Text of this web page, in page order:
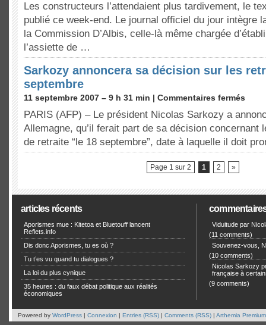
Les constructeurs l’attendaient plus tardivement, le
publié ce week-end. Le journal officiel du jour intègre
la Commission D’Albis, celle-là même chargée
l’assiette de …
Sarkozy annoncera sa décision sur les
septembre
11 septembre 2007 – 9 h 31 min | Commentaires fermés
PARIS (AFP) – Le président Nicolas Sarkozy a
Allemagne, qu’il ferait part de sa décision concernant
de retraite “le 18 septembre”, date à laquelle il doit
Page 1 sur 2 1 2 »
articles récents
Aporismes mue : Kitetoa et Bluetouff lancent
Reflets.info
Dis donc Aporismes, tu es où ?
Tu t’es vu quand tu dialogues ?
La loi du plus cynique
35 heures : du faux débat politique aux réalités
économiques
Viduitude par
(11 comments)
Souvenez-vous,
(10 comments)
Nicolas Sarkozy
française à
(9 comments)
Powered by WordPress | Connexion | Entries (RSS) | Comments (RSS) | Arthemia Premium